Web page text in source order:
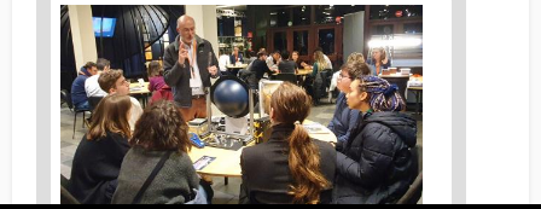
Figure
4
body
text